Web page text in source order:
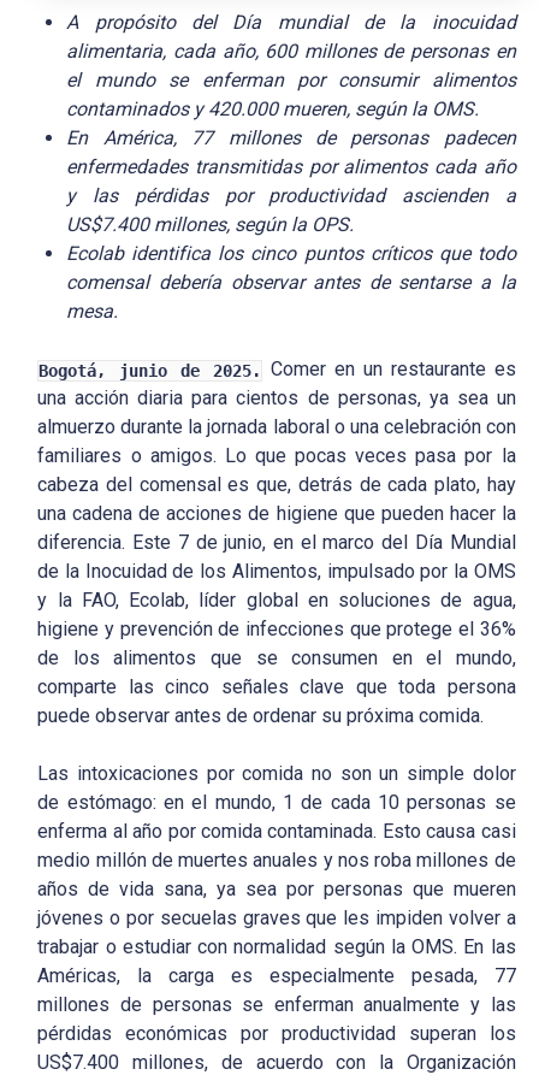
A propósito del Día mundial de la inocuidad
alimentaria, cada año, 600 millones de personas en
el mundo se enferman por consumir alimentos
contaminados y 420.000 mueren, según la OMS.
En América, 77 millones de personas padecen
enfermedades transmitidas por alimentos cada año
y las pérdidas por productividad ascienden a
US$7.400 millones, según la OPS.
Ecolab identifica los cinco puntos críticos que todo
comensal debería observar antes de sentarse a la
mesa.
Bogotá, junio de 2025.
Comer en un restaurante es
una acción diaria para cientos de personas, ya sea un
almuerzo durante la jornada laboral o una celebración con
familiares o amigos. Lo que pocas veces pasa por la
cabeza del comensal es que, detrás de cada plato, hay
una cadena de acciones de higiene que pueden hacer la
diferencia. Este 7 de junio, en el marco del Día Mundial
de la Inocuidad de los Alimentos, impulsado por la OMS
y la FAO, Ecolab, líder global en soluciones de agua,
higiene y prevención de infecciones que protege el 36%
de los alimentos que se consumen en el mundo,
comparte las cinco señales clave que toda persona
puede observar antes de ordenar su próxima comida.
Las intoxicaciones por comida no son un simple dolor
de estómago: en el mundo, 1 de cada 10 personas se
enferma al año por comida contaminada. Esto causa casi
medio millón de muertes anuales y nos roba millones de
años de vida sana, ya sea por personas que mueren
jóvenes o por secuelas graves que les impiden volver a
trabajar o estudiar con normalidad según la OMS. En las
Américas, la carga es especialmente pesada, 77
millones de personas se enferman anualmente y las
pérdidas económicas por productividad superan los
US$7.400 millones, de acuerdo con la Organización